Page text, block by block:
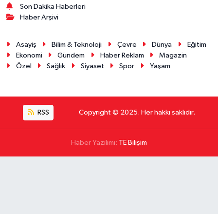
Son Dakika Haberleri
Haber Arşivi
Asayiş Bilim & Teknoloji Çevre Dünya
Eğitim
Ekonomi
Gündem Haber Reklam
Magazin
Özel
Sağlık Siyaset Spor Yaşam
RSS Copyright © 2025. Her hakkı saklıdır.
Haber Yazılımı: TE Bilişim